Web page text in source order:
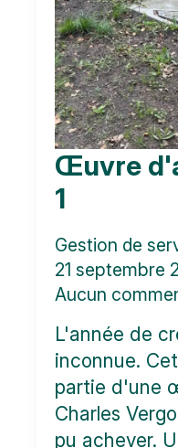
Œuvre
1
Gestion de
21 septembre
Aucun
L'année de
inconnue.
partie d'une
Charles
pu achever.